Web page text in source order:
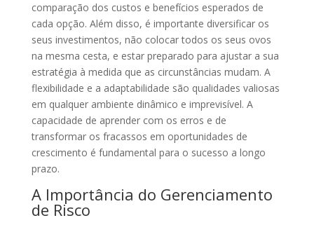
comparação dos custos e benefícios esperados de
cada opção. Além disso, é importante diversificar os
seus investimentos, não colocar todos os seus ovos
na mesma cesta, e estar preparado para ajustar a sua
estratégia à medida que as circunstâncias mudam. A
flexibilidade e a adaptabilidade são qualidades valiosas
em qualquer ambiente dinâmico e imprevisível. A
capacidade de aprender com os erros e de
transformar os fracassos em oportunidades de
crescimento é fundamental para o sucesso a longo
prazo.
A Importância do Gerenciamento
de Risco